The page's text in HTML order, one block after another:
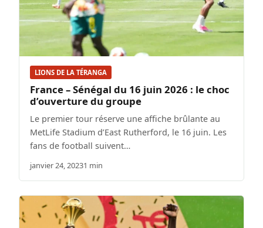
LIONS DE LA TÉRANGA
France – Sénégal du 16 juin 2026 : le choc
d’ouverture du groupe
Le premier tour réserve une affiche brûlante au
MetLife Stadium d’East Rutherford, le 16 juin. Les
fans de football suivent…
janvier 24, 20231 min